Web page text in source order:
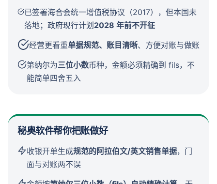
已签署海合会统一增值税协议（2017），但本国未
落地；政府现行计划 2028 年前不开征
经营更看重单据规范、账目清晰、方便对账与做账
第纳尔为三位小数币种，金额必须精确到 fils，不
能简单四舍五入
秘奥软件帮你把账做好
收银开单生成规范的阿拉伯文/英文销售单据，门
面与对账两不误